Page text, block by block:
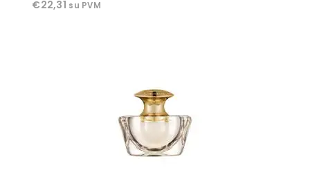
of
€22,31 su PVM